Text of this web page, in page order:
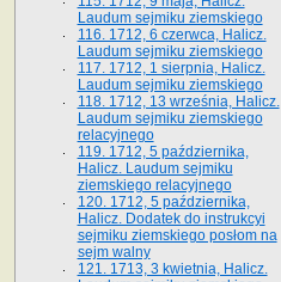
Laudum sejmiku ziemskiego
116. 1712, 6 czerwca, Halicz.
Laudum sejmiku ziemskiego
117. 1712, 1 sierpnia, Halicz.
Laudum sejmiku ziemskiego
118. 1712, 13 września, Halicz.
Laudum sejmiku ziemskiego
relacyjnego
119. 1712, 5 października,
Halicz. Laudum sejmiku
ziemskiego relacyjnego
120. 1712, 5 października,
Halicz. Dodatek do instrukcyi
sejmiku ziemskiego posłom na
sejm walny
121. 1713, 3 kwietnia, Halicz.